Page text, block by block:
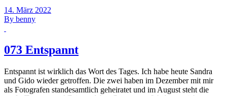
14. März 2022
By benny
073 Entspannt
Entspannt ist wirklich das Wort des Tages. Ich habe heute Sandra
und Gido wieder getroffen. Die zwei haben im Dezember mit mir
als Fotografen standesamtlich geheiratet und im August steht die